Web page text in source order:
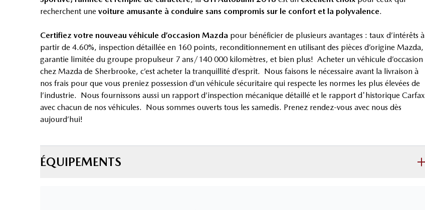
recherchent une voiture amusante à conduire sans compromis sur le confort et la polyvalence.
Certifiez votre nouveau véhicule d’occasion Mazda pour bénéficier de plusieurs avantages : taux d’intérêts à
partir de 4.60%, inspection détaillée en 160 points, reconditionnement en utilisant des pièces d’origine Mazda,
garantie limitée du groupe propulseur 7 ans/140 000 kilomètres, et bien plus! Acheter un véhicule d’occasion
chez Mazda de Sherbrooke, c’est acheter la tranquillité d’esprit. Nous faisons le nécessaire avant la livraison à
nos frais pour que vous preniez possession d’un véhicule sécuritaire qui respecte les normes les plus élevées de
l’industrie. Nous fournissons aussi un rapport d’inspection mécanique détaillé et le rapport d'historique Carfax
avec chacun de nos véhicules. Nous sommes ouverts tous les samedis. Prenez rendez-vous avec nous dès
aujourd’hui!
ÉQUIPEMENTS